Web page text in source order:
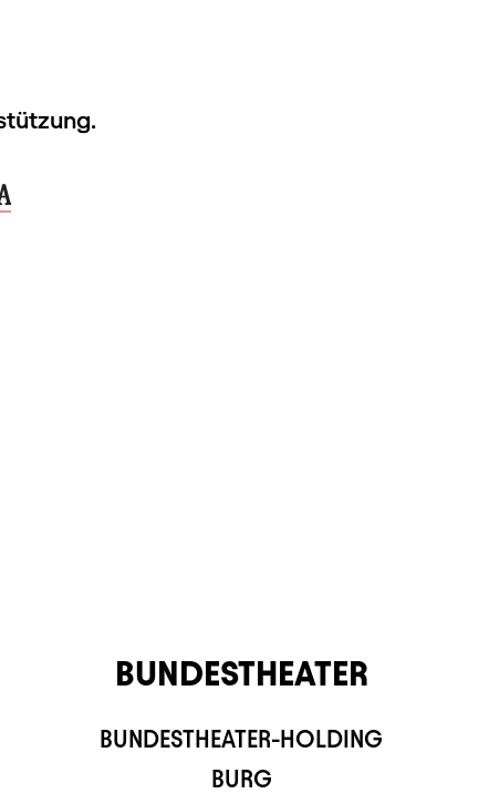
BUNDESTHEATER
BUNDESTHEATER-HOLDING
BURG